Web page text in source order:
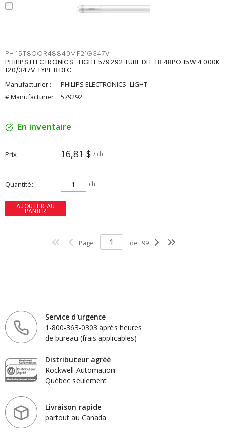
PHI15T8COR48840MF21G347V
PHILIPS ELECTRONICS -LIGHT 579292 TUBE DEL T8 48PO 15W 4 000K
120/347V TYPE B DLC
Manufacturier :
PHILIPS ELECTRONICS -LIGHT
# Manufacturier : 579292
En inventaire
Prix 16,81 $ / ch
Quantité ch
AJOUTER AU
PANIER
Page de 99
Service d'urgence
1-800-363-0303 après heures
de bureau (frais applicables)
Distributeur agréé
Rockwell Automation
Québec seulement
Livraison rapide
partout au Canada